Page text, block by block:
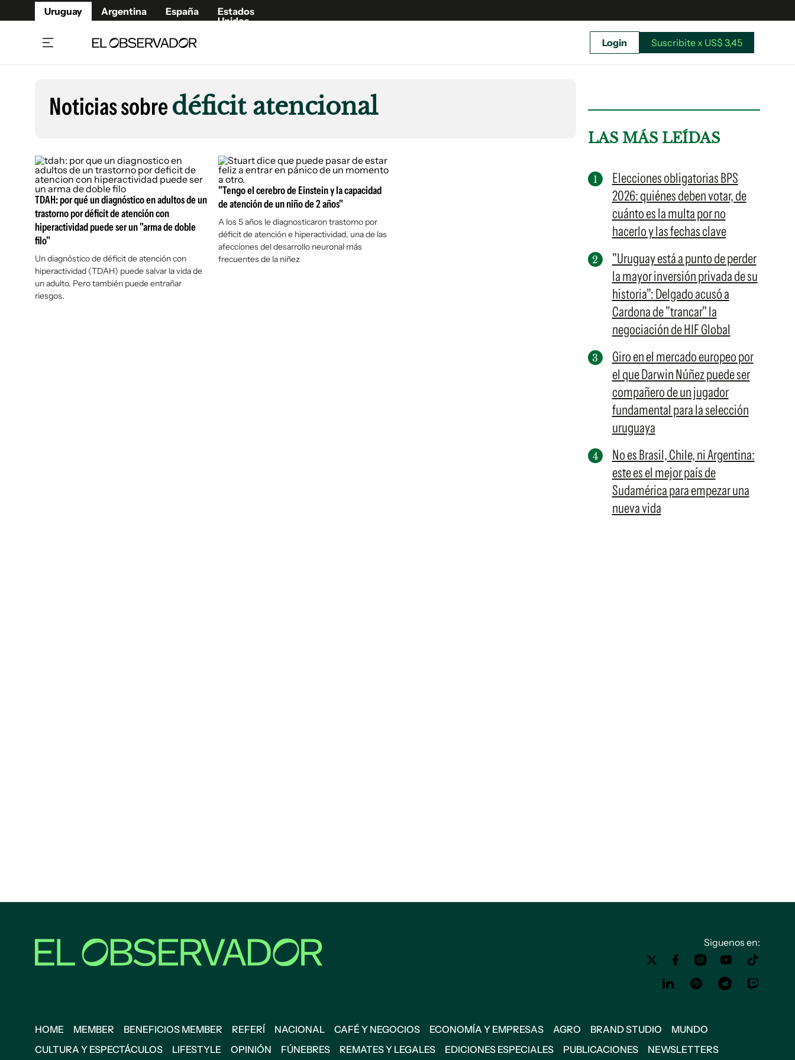
Uruguay Argentina España
Estados
Unidos
Beneficios Member
Café y Negocios
Economía y Empresas
Agro
Brand Studio
Mundo
Cultura y Espectáculos
Fúnebres
Publicaciones
Newsletters
Argentina
España
Estados Unidos
Suscribite x US$ 3,45
Login Suscribite x US$ 3,45
Noticias sobredéficit atencional
TDAH: por qué un diagnóstico en adultos de un
trastorno por déficit de atención con
hiperactividad puede ser un "arma de doble
filo"
Un diagnóstico de déficit de atención con
hiperactividad (TDAH) puede salvar la vida de
un adulto. Pero también puede entrañar
riesgos.
"Tengo el cerebro de Einstein y la capacidad
de atención de un niño de 2 años"
A los 5 años le diagnosticaron trastorno por
déficit de atención e hiperactividad, una de las
afecciones del desarrollo neuronal más
frecuentes de la niñez
LAS MÁS LEÍDAS
Elecciones obligatorias BPS
2026: quiénes deben votar, de
cuánto es la multa por no
hacerlo y las fechas clave
"Uruguay está a punto de perder
la mayor inversión privada de su
historia": Delgado acusó a
Cardona de "trancar" la
negociación de HIF Global
Giro en el mercado europeo por
el que Darwin Núñez puede ser
compañero de un jugador
fundamental para la selección
uruguaya
No es Brasil, Chile, ni Argentina:
este es el mejor país de
Sudamérica para empezar una
nueva vida
Siguenos en:
HOME MEMBER BENEFICIOS MEMBER REFERÍ NACIONAL CAFÉ Y NEGOCIOS ECONOMÍA Y EMPRESAS AGRO BRAND STUDIO
MUNDO
CULTURA Y ESPECTÁCULOS
LIFESTYLE OPINIÓN FÚNEBRES REMATES Y LEGALES EDICIONES ESPECIALES PUBLICACIONES NEWSLETTERS